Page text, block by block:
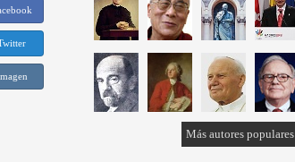
Más autores populares